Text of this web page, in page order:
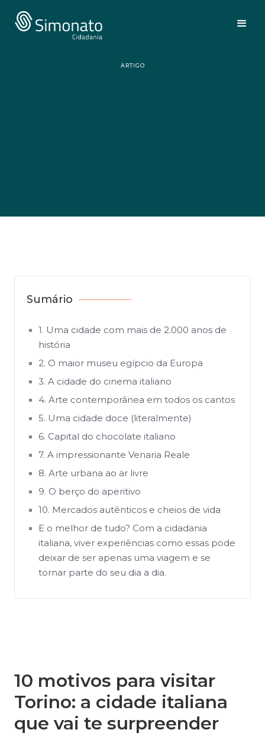
ARTIGO
Sumário
1. Uma cidade com mais de 2.000 anos de
história
2. O maior museu egípcio da Europa
3. A cidade do cinema italiano
4. Arte contemporânea em todos os cantos
5. Uma cidade doce (literalmente)
6. Capital do chocolate italiano
7. A impressionante Venaria Reale
8. Arte urbana ao ar livre
9. O berço do aperitivo
10. Mercados autênticos e cheios de vida
E o melhor de tudo? Com a cidadania
italiana, viver experiências como essas pode
deixar de ser apenas uma viagem e se
tornar parte do seu dia a dia.
10 motivos para visitar
Torino: a cidade italiana
que vai te surpreender